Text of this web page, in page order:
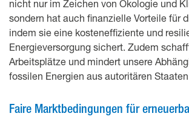
nicht nur im Zeichen von Ökologie und
sondern hat auch finanzielle Vorteile für
indem sie eine kosteneffiziente und
Energieversorgung sichert. Zudem
Arbeitsplätze und mindert unsere
fossilen Energien aus autoritären Staaten.
Faire Marktbedingungen für